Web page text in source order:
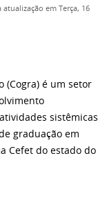
atualização em Terça, 16
(Cogra) é um setor
sistêmicas
graduação em
Cefet do estado do